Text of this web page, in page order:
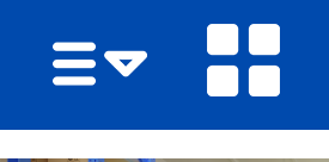
洲大倉儲設備有限公司